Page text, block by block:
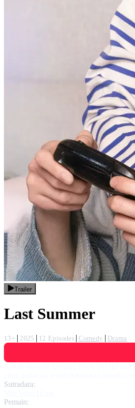
Trailer
Last Summer
13+ 2025 12 Episodes Comedy
Drama
Sutradara:
Pemain: